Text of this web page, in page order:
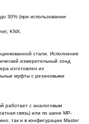
30% (при использовании
KNX.
стали. Исполнение
измерительный зонд
изготовлен из
муфты с резиновыми
работает с аналоговым
связь) или по шине MP-
так и в конфигурации Master